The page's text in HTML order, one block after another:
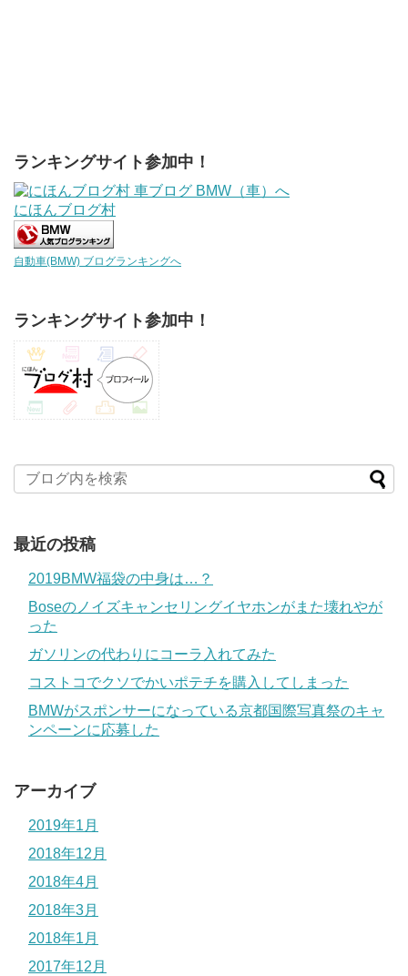
ランキングサイト参加中！
にほんブログ村
自動車(BMW) ブログランキングへ
ランキングサイト参加中！
最近の投稿
2019BMW福袋の中身は…？
Boseのノイズキャンセリングイヤホンがまた壊れやが
った
ガソリンの代わりにコーラ入れてみた
コストコでクソでかいポテチを購入してしまった
BMWがスポンサーになっている京都国際写真祭のキャ
ンペーンに応募した
アーカイブ
2019年1月
2018年12月
2018年4月
2018年3月
2018年1月
2017年12月